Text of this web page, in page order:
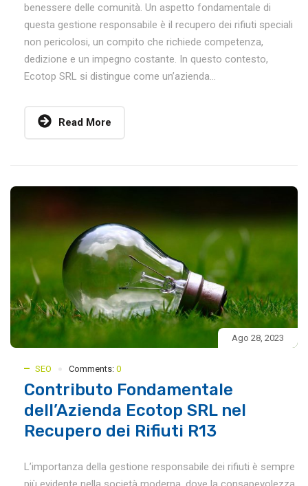
benessere delle comunità. Un aspetto fondamentale di
questa gestione responsabile è il recupero dei rifiuti speciali
non pericolosi, un compito che richiede competenza,
dedizione e un impegno costante. In questo contesto,
Ecotop SRL si distingue come un’azienda...
Read More
Ago 28, 2023
SEO Comments: 0
Contributo Fondamentale
dell’Azienda Ecotop SRL nel
Recupero dei Rifiuti R13
L’importanza della gestione responsabile dei rifiuti è sempre